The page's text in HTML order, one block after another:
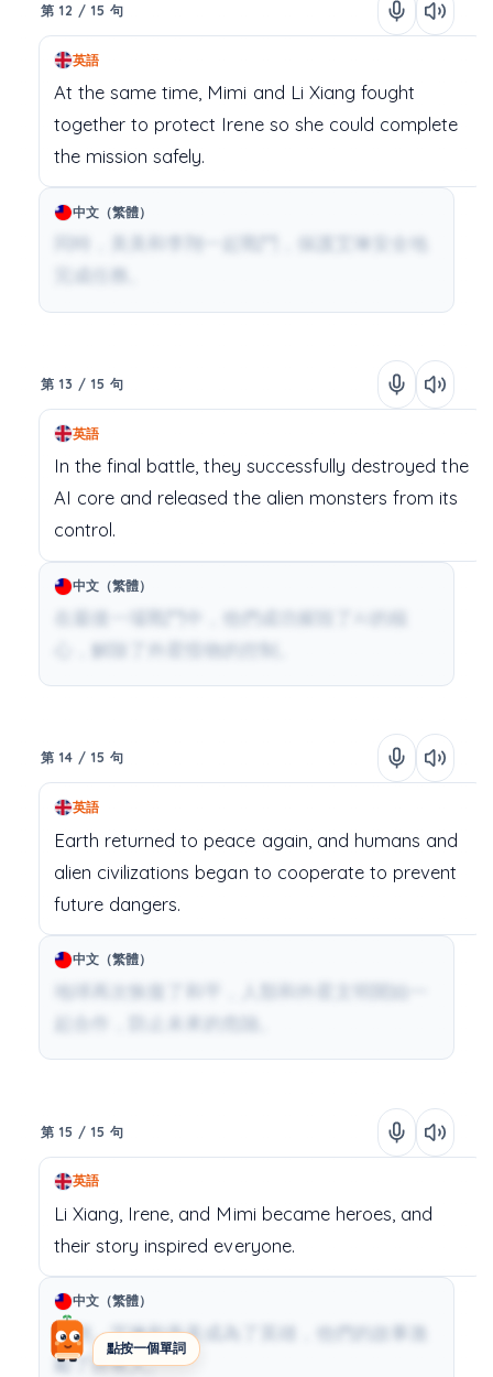
點按一個單詞
第 12 / 15 句
英語
At the same time, Mimi and Li Xiang fought
together to protect Irene so she could complete
the mission safely.
中文（繁體）
同時，美美和李翔一起戰鬥，保護艾琳安全地
第 13 / 15 句
英語
In the final battle, they successfully destroyed the
AI core and released the alien monsters from its
control.
中文（繁體）
在最後一場戰鬥中，他們成功摧毀了AI的核
心，解除了外星怪物的控制。
第 14 / 15 句
英語
Earth returned to peace again, and humans and
alien civilizations began to cooperate to prevent
future dangers.
中文（繁體）
地球再次恢復了和平，人類和外星文明開始一
起合作，防止未來的危險。
第 15 / 15 句
英語
Li Xiang, Irene, and Mimi became heroes, and
their story inspired everyone.
中文（繁體）
李翔、艾琳和美美成為了英雄，他們的故事激
勵了所有人。